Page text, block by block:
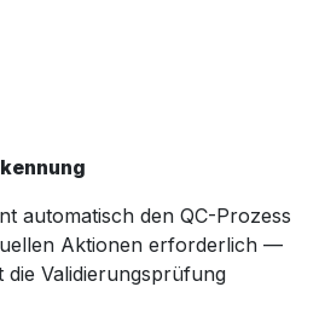
automatisch den QC-Prozess
Aktionen erforderlich —
die Validierungsprüfung